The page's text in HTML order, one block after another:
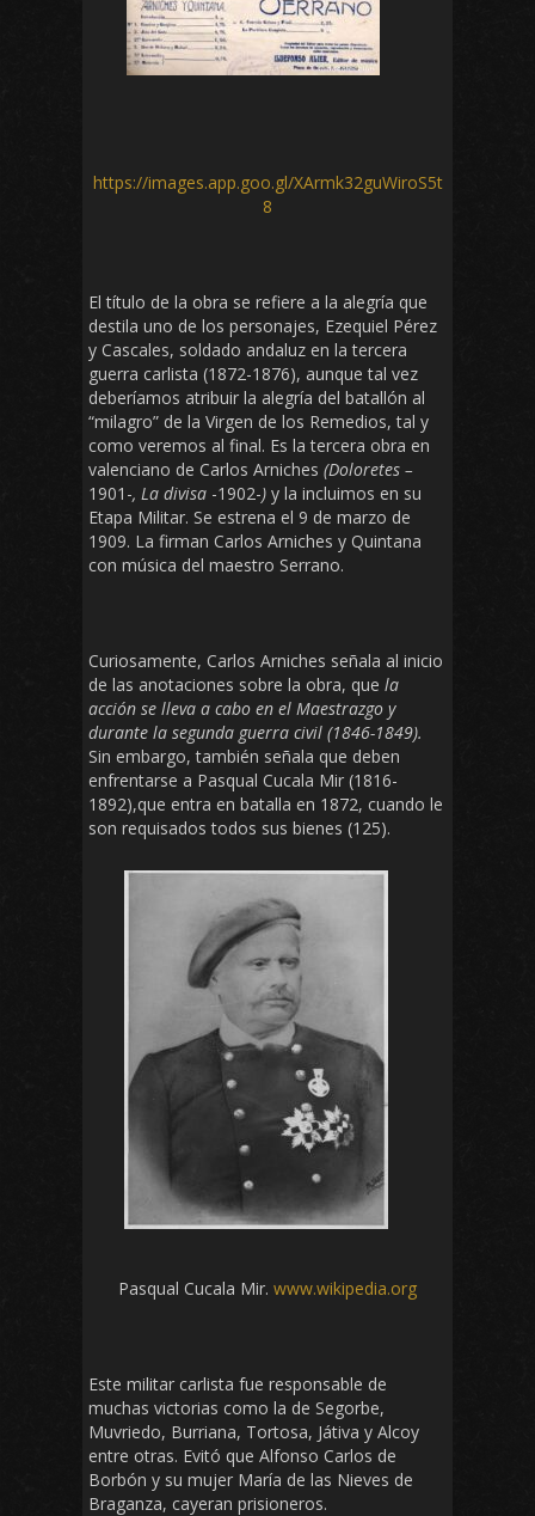
https://images.app.goo.gl/XArmk32guWiroS5t
8
El título de la obra se refiere a la alegría que
destila uno de los personajes, Ezequiel Pérez
y Cascales, soldado andaluz en la tercera
guerra carlista (1872-1876), aunque tal vez
deberíamos atribuir la alegría del batallón al
“milagro” de la Virgen de los Remedios, tal y
como veremos al final. Es la tercera obra en
valenciano de Carlos Arniches (Doloretes –
1901-, La divisa -1902-) y la incluimos en su
Etapa Militar. Se estrena el 9 de marzo de
1909. La firman Carlos Arniches y Quintana
con música del maestro Serrano.
Curiosamente, Carlos Arniches señala al inicio
de las anotaciones sobre la obra, que la
acción se lleva a cabo en el Maestrazgo y
durante la segunda guerra civil (1846-1849).
Sin embargo, también señala que deben
enfrentarse a Pasqual Cucala Mir (1816-
1892),que entra en batalla en 1872, cuando le
son requisados todos sus bienes (125).
Pasqual Cucala Mir. www.wikipedia.org
Este militar carlista fue responsable de
muchas victorias como la de Segorbe,
Muvriedo, Burriana, Tortosa, Játiva y Alcoy
entre otras. Evitó que Alfonso Carlos de
Borbón y su mujer María de las Nieves de
Braganza, cayeran prisioneros.